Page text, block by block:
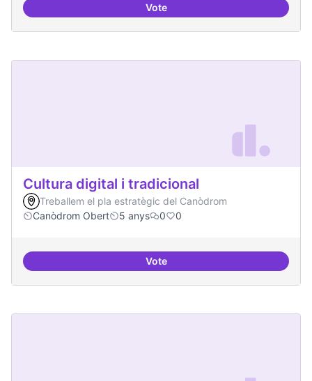
VoteModel exportable - guifinet a
Cultura digital i tradicional
Treballem el pla estratègic del Canòdrom
Canòdrom Obert
5 anys 0 0
VoteCultura digital i tradicional